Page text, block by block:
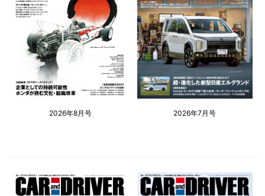
2026年8月号 2026年7月号